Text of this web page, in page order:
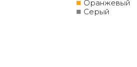
Оранжевый
Серый